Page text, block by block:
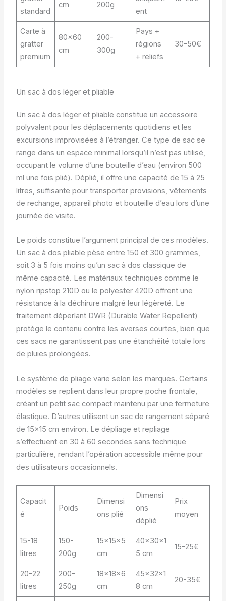
standard
cm
200g
ent
Carte à
gratter
premium
80×60
cm
200-
300g
Pays +
régions
+ reliefs
30-50€
Un sac à dos léger et pliable
Un sac à dos léger et pliable constitue un accessoire
polyvalent pour les déplacements quotidiens et les
excursions improvisées à l’étranger. Ce type de sac se
range dans un espace minimal lorsqu’il n’est pas utilisé,
occupant le volume d’une bouteille d’eau (environ 500
ml une fois plié). Déplié, il offre une capacité de 15 à 25
litres, suffisante pour transporter provisions, vêtements
de rechange, appareil photo et bouteille d’eau lors d’une
journée de visite.
Le poids constitue l’argument principal de ces modèles.
Un sac à dos pliable pèse entre 150 et 300 grammes,
soit 3 à 5 fois moins qu’un sac à dos classique de
même capacité. Les matériaux techniques comme le
nylon ripstop 210D ou le polyester 420D offrent une
résistance à la déchirure malgré leur légèreté. Le
traitement déperlant DWR (Durable Water Repellent)
protège le contenu contre les averses courtes, bien que
ces sacs ne garantissent pas une étanchéité totale lors
de pluies prolongées.
Le système de pliage varie selon les marques. Certains
modèles se replient dans leur propre poche frontale,
créant un petit sac compact maintenu par une fermeture
élastique. D’autres utilisent un sac de rangement séparé
de 15×15 cm environ. Le dépliage et repliage
s’effectuent en 30 à 60 secondes sans technique
particulière, rendant l’opération accessible même pour
des utilisateurs occasionnels.
Capacit
é
Poids
Dimensi
ons plié
Dimensi
ons
déplié
Prix
moyen
15-18
litres
150-
200g
15x15x5
cm
40x30x1
5 cm
15-25€
20-22
litres
200-
250g
18x18x6
cm
45x32x1
8 cm
20-35€